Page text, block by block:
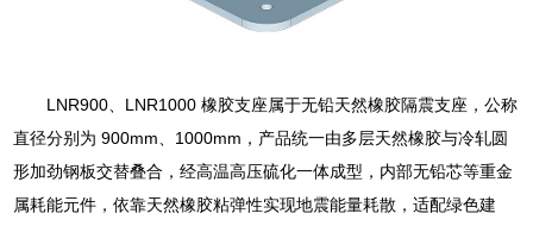
LNR900、LNR1000 橡胶支座属于无铅天然橡胶隔震支座，公称
直径分别为 900mm、1000mm，产品统一由多层天然橡胶与冷轧圆
形加劲钢板交替叠合，经高温高压硫化一体成型，内部无铅芯等重金
属耗能元件，依靠天然橡胶粘弹性实现地震能量耗散，适配绿色建